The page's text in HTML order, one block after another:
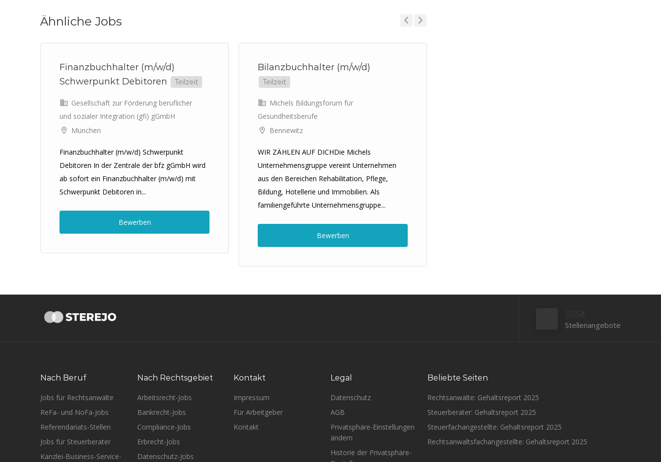
Ähnliche Jobs
Finanzbuchhalter (m/w/d)
Schwerpunkt Debitoren
Teilzeit
Gesellschaft zur Förderung beruflicher
und sozialer Integration (gfi) gGmbH
München
Finanzbuchhalter (m/w/d) Schwerpunkt
Debitoren In der Zentrale der bfz gGmbH wird
ab sofort ein Finanzbuchhalter (m/w/d) mit
Schwerpunkt Debitoren in...
Bewerben
Bilanzbuchhalter (m/w/d)
Teilzeit
Michels Bildungsforum für
Gesundheitsberufe
Bennewitz
WIR ZÄHLEN AUF DICHDie Michels
Unternehmensgruppe vereint Unternehmen
aus den Bereichen Rehabilitation, Pflege,
Bildung, Hotellerie und Immobilien. Als
familiengeführte Unternehmensgruppe...
Bewerben
Stellenangebote
Nach Beruf
Jobs für Rechtsanwälte
ReFa- und NoFa-Jobs
Referendariats-Stellen
Jobs für Steuerberater
Kanzlei-Business-Service-
Nach Rechtsgebiet
Arbeitsrecht-Jobs
Bankrecht-Jobs
Compliance-Jobs
Erbrecht-Jobs
Datenschutz-Jobs
Kontakt
Impressum
Für Arbeitgeber
Kontakt
Legal
Datenschutz
AGB
Privatsphäre-Einstellungen
ändern
Historie der Privatsphäre-
Beliebte Seiten
Rechtsanwälte: Gehaltsreport 2025
Steuerberater: Gehaltsreport 2025
Steuerfachangestellte: Gehaltsreport 2025
Rechtsanwaltsfachangestellte: Gehaltsreport 2025